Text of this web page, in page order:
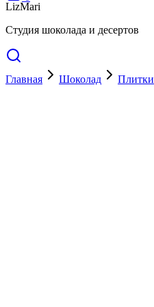
LizMari
Студия шоколада и десертов
Главная Шоколад Плитки